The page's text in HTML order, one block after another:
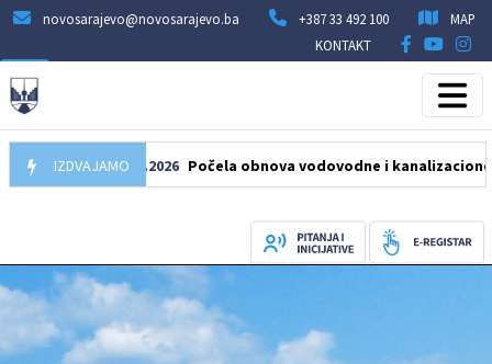
novosarajevo@novosarajevo.ba +387 33 492 100
MAP
KONTAKT
IZDVAJAMO
05.08.2026 Počela obnova vodovodne i kanalizacione